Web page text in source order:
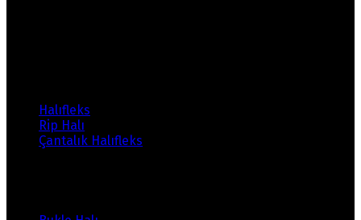
Halıfleks
Rip Halı
Çantalık Halıfleks